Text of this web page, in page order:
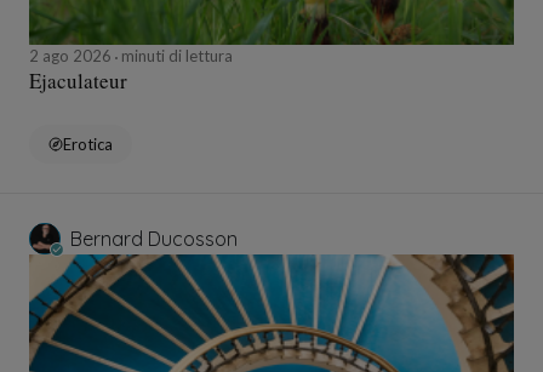
2 ago 2026 minuti di lettura
Ejaculateur
Erotica
Bernard Ducosson